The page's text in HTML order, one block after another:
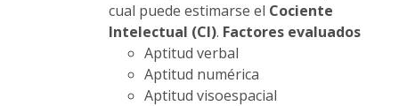
cual puede estimarse el Cociente
Intelectual (CI). Factores evaluados
Aptitud verbal
Aptitud numérica
Aptitud visoespacial